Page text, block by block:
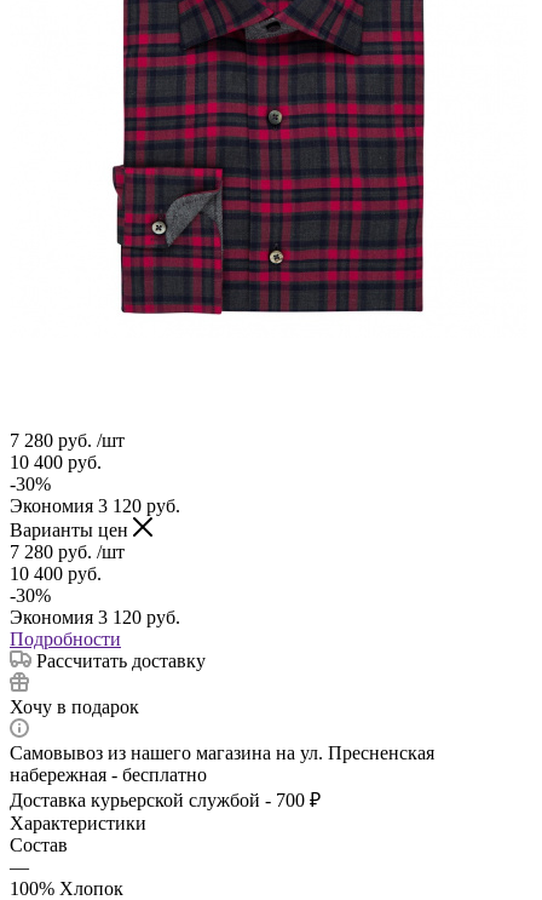
7 280 руб. /шт
10 400 руб.
-30%
Экономия 3 120 руб.
Варианты цен
7 280 руб. /шт
10 400 руб.
-30%
Экономия 3 120 руб.
Подробности
Рассчитать доставку
Хочу в подарок
Самовывоз из нашего магазина на ул. Пресненская
набережная - бесплатно
Доставка курьерской службой - 700 ₽
Характеристики
Состав
—
100% Хлопок